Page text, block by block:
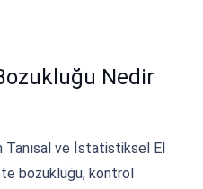
Nedir
Tanısal ve İstatistiksel El
bozukluğu, kontrol